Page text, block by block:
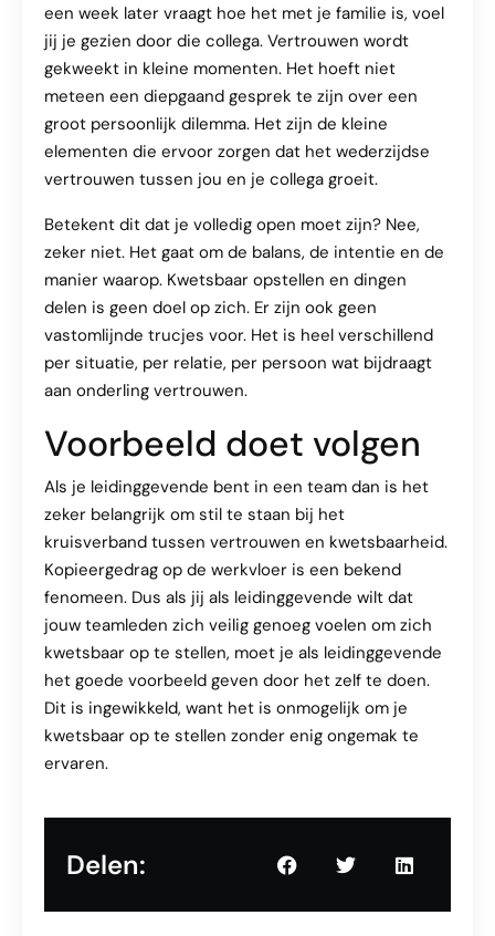
een week later vraagt hoe het met je familie is, voel
jij je gezien door die collega. Vertrouwen wordt
gekweekt in kleine momenten. Het hoeft niet
meteen een diepgaand gesprek te zijn over een
groot persoonlijk dilemma. Het zijn de kleine
elementen die ervoor zorgen dat het wederzijdse
vertrouwen tussen jou en je collega groeit.
Betekent dit dat je volledig open moet zijn? Nee,
zeker niet. Het gaat om de balans, de intentie en de
manier waarop. Kwetsbaar opstellen en dingen
delen is geen doel op zich. Er zijn ook geen
vastomlijnde trucjes voor. Het is heel verschillend
per situatie, per relatie, per persoon wat bijdraagt
aan onderling vertrouwen.
Voorbeeld doet volgen
Als je leidinggevende bent in een team dan is het
zeker belangrijk om stil te staan bij het
kruisverband tussen vertrouwen en kwetsbaarheid.
Kopieergedrag op de werkvloer is een bekend
fenomeen. Dus als jij als leidinggevende wilt dat
jouw teamleden zich veilig genoeg voelen om zich
kwetsbaar op te stellen, moet je als leidinggevende
het goede voorbeeld geven door het zelf te doen.
Dit is ingewikkeld, want het is onmogelijk om je
kwetsbaar op te stellen zonder enig ongemak te
ervaren.
Delen: